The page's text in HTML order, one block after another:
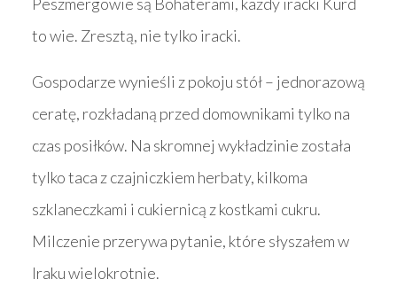
to wie. Zresztą, nie tylko iracki.
Gospodarze wynieśli z pokoju stół – jednorazową
ceratę, rozkładaną przed domownikami tylko na
czas posiłków. Na skromnej wykładzinie została
tylko taca z czajniczkiem herbaty, kilkoma
szklaneczkami i cukiernicą z kostkami cukru.
Milczenie przerywa pytanie, które słyszałem w
Iraku wielokrotnie.